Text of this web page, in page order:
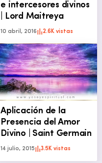
e intercesores divinos
| Lord Maitreya
10 abril, 2016 2.6K vistas
Aplicación de la
Presencia del Amor
Divino | Saint Germain
14 julio, 2015 3.5K vistas